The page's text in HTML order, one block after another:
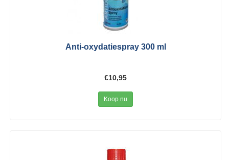
Anti-oxydatiespray 300 ml
€10,95
Koop nu